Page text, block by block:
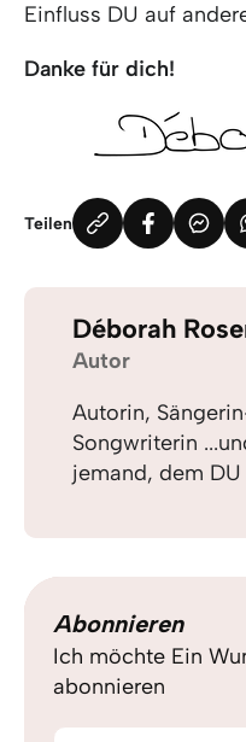
Einfluss DU auf
Danke für dich!
Teilen
Déborah
Autor
Autorin,
Songwriterin
jemand, dem
Abonnieren
Ich möchte Ein
abonnieren